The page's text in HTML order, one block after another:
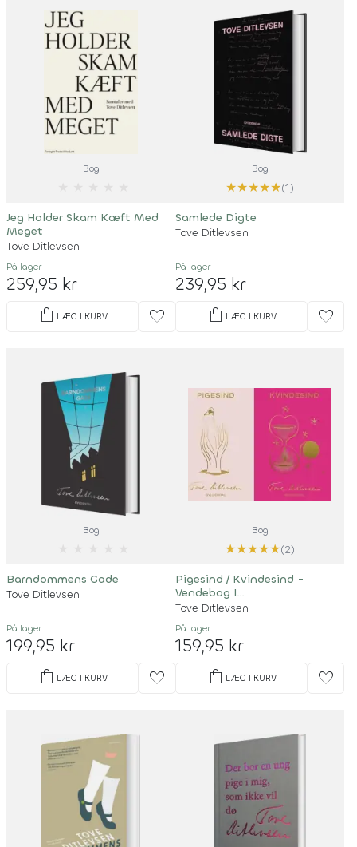
Bog
Jeg Holder Skam Kæft Med
Meget
Tove Ditlevsen
På lager
259,95 kr
shopping_bag LÆG I KURV favorite
Bog
★★★★★(1)
Samlede Digte
Tove Ditlevsen
På lager
239,95 kr
shopping_bag LÆG I KURV favorite
Bog
Barndommens Gade
Tove Ditlevsen
På lager
199,95 kr
shopping_bag LÆG I KURV favorite
Bog
★★★★★(2)
Pigesind / Kvindesind -
Vendebog I
Lærredsindbinding
Tove Ditlevsen
På lager
159,95 kr
shopping_bag LÆG I KURV favorite